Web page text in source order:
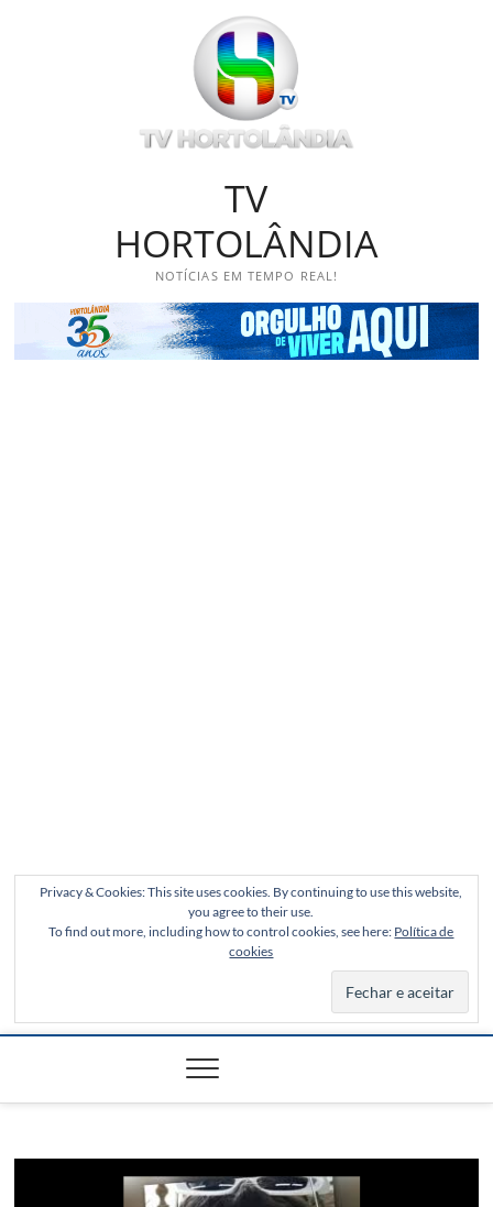
TV
HORTOLÂNDIA
NOTÍCIAS EM TEMPO REAL!
Privacy & Cookies: This site uses cookies. By continuing to use this website,
you agree to their use.
To find out more, including how to control cookies, see here: Política de
cookies